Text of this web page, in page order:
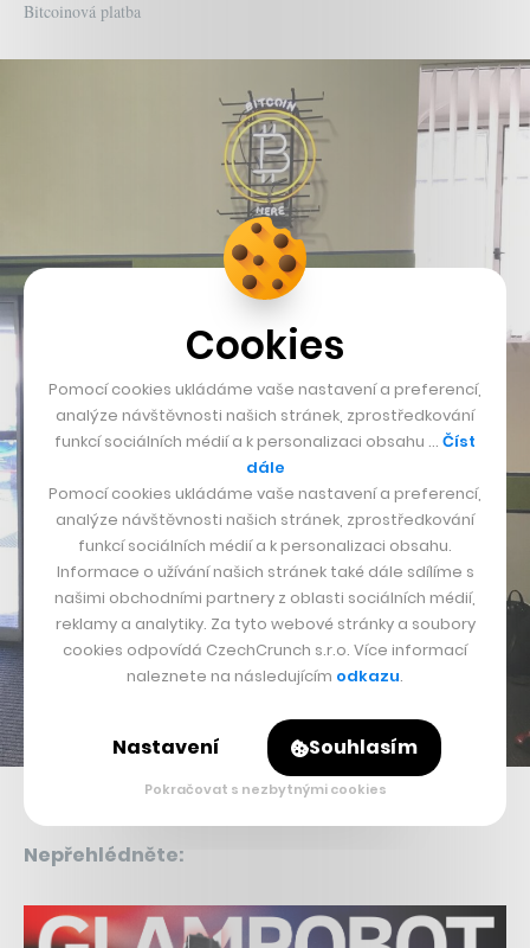
Bitcoinová platba
Bitcoinový bankomat
Nepřehlédněte:
Cookies
Pomocí cookies ukládáme vaše nastavení a preferencí,
analýze návštěvnosti našich stránek, zprostředkování
funkcí sociálních médií a k personalizaci obsahu … Číst
dále
Pomocí cookies ukládáme vaše nastavení a preferencí,
analýze návštěvnosti našich stránek, zprostředkování
funkcí sociálních médií a k personalizaci obsahu.
Informace o užívání našich stránek také dále sdílíme s
našimi obchodními partnery z oblasti sociálních médií,
reklamy a analytiky. Za tyto webové stránky a soubory
cookies odpovídá CzechCrunch s.r.o. Více informací
naleznete na následujícím odkazu.
Nastavení Souhlasím
Pokračovat s nezbytnými cookies